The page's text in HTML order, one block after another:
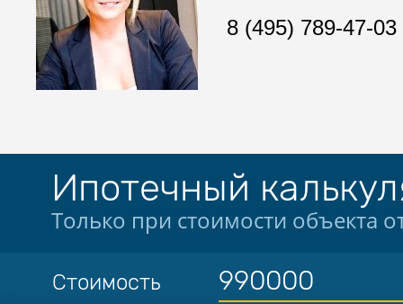
8 (495) 789-47-03
Ипотечный
Только при стоимости объекта
Стоимость